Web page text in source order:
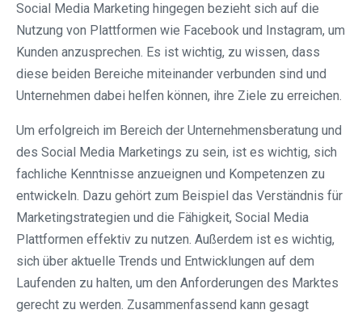
Social Media Marketing hingegen bezieht sich auf die
Nutzung von Plattformen wie Facebook und Instagram, um
Kunden anzusprechen. Es ist wichtig, zu wissen, dass
diese beiden Bereiche miteinander verbunden sind und
Unternehmen dabei helfen können, ihre Ziele zu erreichen.
Um erfolgreich im Bereich der Unternehmensberatung und
des Social Media Marketings zu sein, ist es wichtig, sich
fachliche Kenntnisse anzueignen und Kompetenzen zu
entwickeln. Dazu gehört zum Beispiel das Verständnis für
Marketingstrategien und die Fähigkeit, Social Media
Plattformen effektiv zu nutzen. Außerdem ist es wichtig,
sich über aktuelle Trends und Entwicklungen auf dem
Laufenden zu halten, um den Anforderungen des Marktes
gerecht zu werden. Zusammenfassend kann gesagt